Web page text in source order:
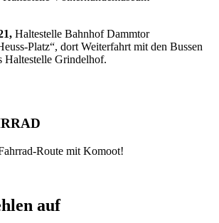
Haltestelle Bahnhof Dammtor
Platz“, dort Weiterfahrt mit den Bussen
Haltestelle Grindelhof.
Route mit Komoot!
auf